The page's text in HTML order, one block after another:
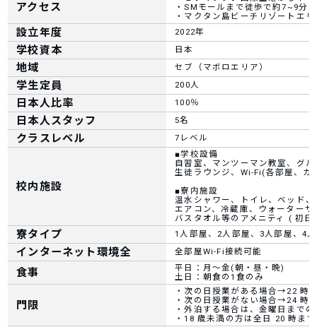
アクセス
・SMモールまで徒歩で約7~9分
・マクタン島ビーチリゾートエ
設立年度 2022年
学校資本 日本
地域 セブ（マボロエリア）
学生定員 200人
日本人比率 100％
日本人スタッフ 5名
クラスレベル 7レベル
校内施設
■学校設備
自習室、マンツーマン教室、グ
生徒ラウンジ、Wi-Fi(各部屋、カ
■寮内施設
温水シャワー、トイレ、ベッド
エアコン、冷蔵庫、ウォーター
バスタオル等のアメニティ ( 初日
寮タイプ 1人部屋、2人部屋、3人部屋、4
インターネット環境全 全部屋Wi-Fi接続可能
食事
平日：月～金(朝・昼・晩)
土日：朝食の1食のみ
門限
・次の日授業がある場合→22 時
・次の日授業がない場合→24 時
・外泊する場合は、金曜日まで
・18 歳未満の方は全日 20 時ま